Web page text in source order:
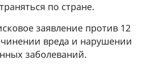
по стране.
заявление против 12
вреда и нарушении
заболеваний.